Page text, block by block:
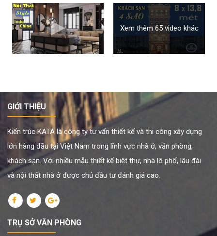
Xem thêm 65 video khác
GIỚI THIỆU
Kiến trúc KATA là công ty tư vấn thiết kế và thi công xây dựng
lớn hàng đầu tại Việt Nam trong lĩnh vực nhà ở, văn phòng,
khách sạn. Với nhiều mẫu thiết kế biệt thự, nhà lô phố, lâu đài
và nội thất nhà ở được chủ đầu tư đánh giá cao.
TRỤ SỞ VĂN PHÒNG